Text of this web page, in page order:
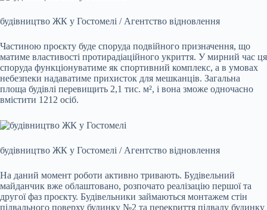
будівництво ЖК у Гостомелі / Агентство відновлення
Частиною проєкту буде споруда подвійного призначення, що
матиме властивості протирадіаційного укриття. У мирний час ця
споруда функціонуватиме як спортивний комплекс, а в умовах
небезпеки надаватиме прихисток для мешканців. Загальна
площа будівлі перевищить 2,1 тис. м², і вона зможе одночасно
вмістити 1212 осіб.
будівництво ЖК у Гостомелі / Агентство відновлення
На даний момент роботи активно тривають. Будівельний
майданчик вже облаштовано, розпочато реалізацію першої та
другої фаз проєкту. Будівельники займаються монтажем стін
підвального поверху будинку №2 та перекриття підвалу будинку